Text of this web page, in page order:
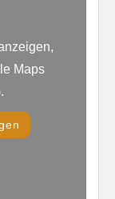
Maps